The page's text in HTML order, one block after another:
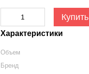
Купить
Характеристики
Объем
Бренд